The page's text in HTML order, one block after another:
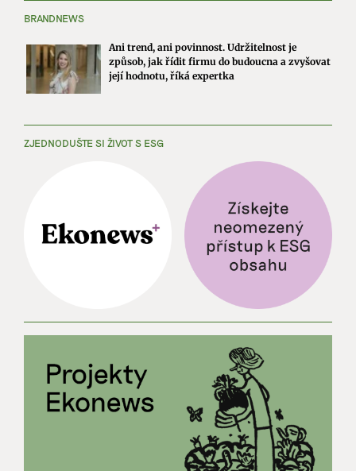
BRANDNEWS
Ani trend, ani povinnost. Udržitelnost je
způsob, jak řídit firmu do budoucna a zvyšovat
její hodnotu, říká expertka
ZJEDNODUŠTE SI ŽIVOT S ESG